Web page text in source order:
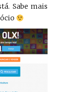
Sabe mais